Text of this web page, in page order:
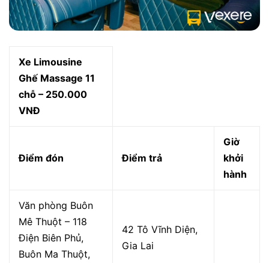
Xe Limousine
Ghế Massage 11
chỗ – 250.000
VNĐ
Điểm đón Điểm trả
Giờ
khởi
hành
Văn phòng Buôn
Mê Thuột – 118
Điện Biên Phủ,
Buôn Ma Thuột,
42 Tô Vĩnh Diện,
Gia Lai